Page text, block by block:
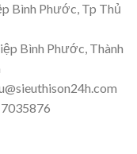
Bình Phước, Tp Thủ
Bình Phước, Thành